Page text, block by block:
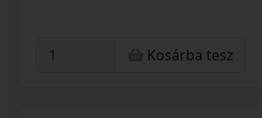
Kosárba tesz